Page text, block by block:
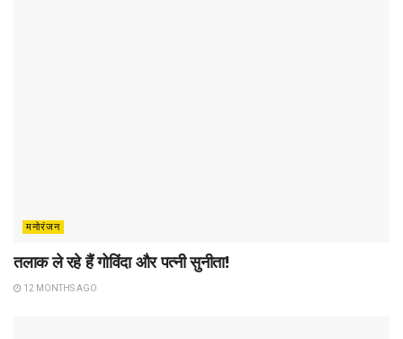
मनोरंजन
तलाक ले रहे हैं गोविंदा और पत्नी सुनीता!
12 MONTHS AGO